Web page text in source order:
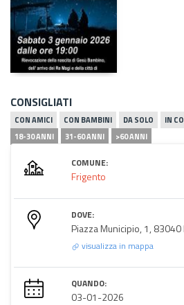
CONSIGLIATI
CON AMICI CON BAMBINI DA SOLO IN
18-30 ANNI
31-60 ANNI >60 ANNI
COMUNE:
Frigento
DOVE:
Piazza Municipio, 1, 83040
visualizza in mappa
QUANDO:
03-01-2026